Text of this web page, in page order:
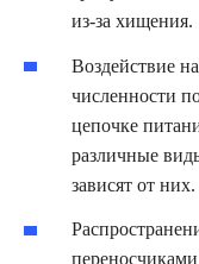
из-за хищения.
Воздействие
численности
цепочке
различные
зависят от них.